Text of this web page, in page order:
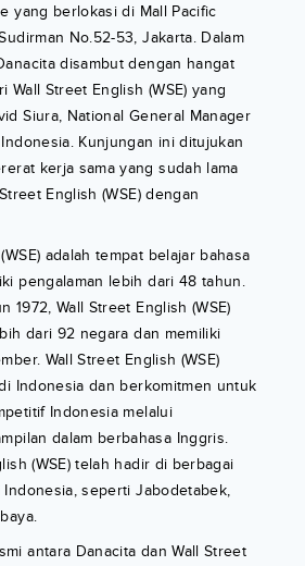
yang berlokasi di Mall Pacific
No.52-53, Jakarta. Dalam
disambut dengan hangat
Wall Street English (WSE) yang
Siura, National General Manager
Kunjungan ini ditujukan
kerja sama yang sudah lama
English (WSE) dengan
adalah tempat belajar bahasa
pengalaman lebih dari 48 tahun.
1972, Wall Street English (WSE)
dari 92 negara dan memiliki
Wall Street English (WSE)
Indonesia dan berkomitmen untuk
Indonesia melalui
dalam berbahasa Inggris.
(WSE) telah hadir di berbagai
Indonesia, seperti Jabodetabek,
antara Danacita dan Wall Street